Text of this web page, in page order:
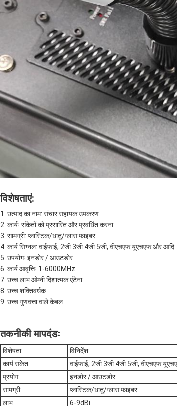
विशेषताएं:
उत्पाद का नाम: संचार सहायक उपकरण
कार्यः संकेतों को प्रसारित और प्रवर्धित करना
सामग्री: प्लास्टिक/धातु/ग्लास फाइबर
कार्य सिग्नल: वाईफाई, 2जी 3जी 4जी 5जी, वीएचएफ यूएचएफ और आदि।
उपयोगः इनडोर / आउटडोर
कार्य आवृत्तिः 1-6000MHz
उच्च लाभ ओम्नी दिशात्मक एंटेना
उच्च शक्तिवर्धक
उच्च गुणवत्ता वाले केबल
तकनीकी मापदंडः
विशेषता
विनिर्देश
कार्य संकेत
वाईफाई, 2जी 3जी 4जी 5जी, वीएचएफ
प्रयोग
इनडोर / आउटडोर
सामग्री
प्लास्टिक/धातु/ग्लास फाइबर
लाभ
6-9dBi